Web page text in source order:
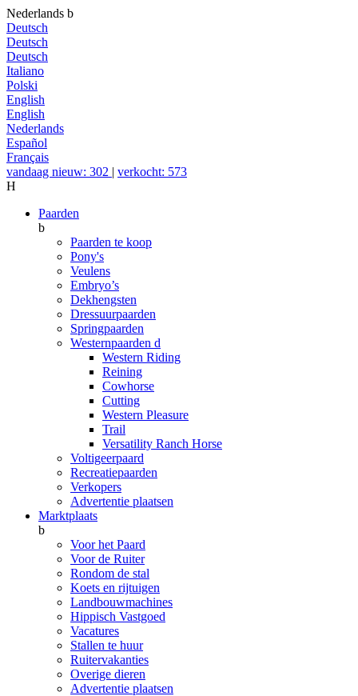
Nederlands b
Deutsch
Deutsch
Deutsch
Italiano
Polski
English
English
Nederlands
Español
Français
vandaag nieuw: 302 | verkocht: 573
H
Paarden
b
Paarden te koop
Pony's
Veulens
Embryo’s
Dekhengsten
Dressuurpaarden
Springpaarden
Westernpaarden d
Western Riding
Reining
Cowhorse
Cutting
Western Pleasure
Trail
Versatility Ranch Horse
Voltigeerpaard
Recreatiepaarden
Verkopers
Advertentie plaatsen
Marktplaats
b
Voor het Paard
Voor de Ruiter
Rondom de stal
Koets en rijtuigen
Landbouwmachines
Hippisch Vastgoed
Vacatures
Stallen te huur
Ruitervakanties
Overige dieren
Advertentie plaatsen